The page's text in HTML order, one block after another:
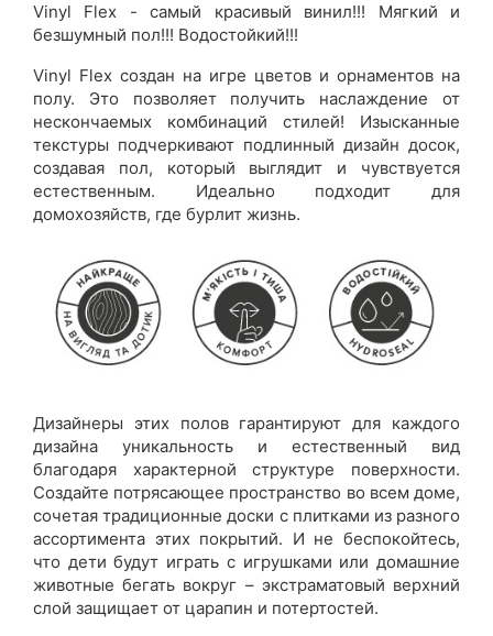
Vinyl Flex - самый красивый винил!!! Мягкий и
безшумный пол!!! Водостойкий!!!
Vinyl Flex создан на игре цветов и орнаментов на
полу. Это позволяет получить наслаждение от
нескончаемых комбинаций стилей! Изысканные
текстуры подчеркивают подлинный дизайн досок,
создавая пол, который выглядит и чувствуется
естественным. Идеально подходит для
домохозяйств, где бурлит жизнь.
Дизайнеры этих полов гарантируют для каждого
дизайна уникальность и естественный вид
благодаря характерной структуре поверхности.
Создайте потрясающее пространство во всем доме,
сочетая традиционные доски с плитками из разного
ассортимента этих покрытий. И не беспокойтесь,
что дети будут играть с игрушками или домашние
животные бегать вокруг – экстраматовый верхний
слой защищает от царапин и потертостей.